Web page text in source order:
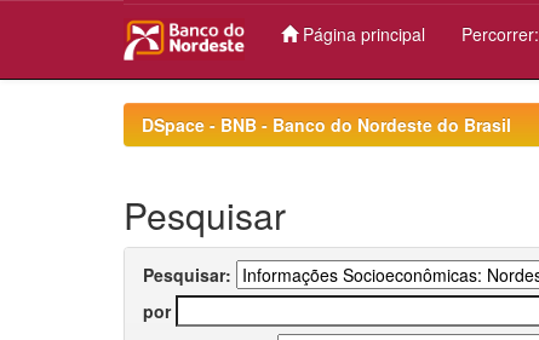
Página principal Percorrer:
DSpace - BNB - Banco do Nordeste do Brasil
Pesquisar
Pesquisar:
por